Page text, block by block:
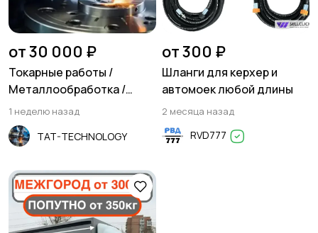
Стройматериалы и
инструменты
Спорт и отдых
от 30 000 ₽
Токарные работы /
Металлообработка /
Фрезеровка
1 неделю назад
TAT-TECHNOLOGY
от 300 ₽
Шланги для керхер и
автомоек любой длины
2 месяца назад
RVD777